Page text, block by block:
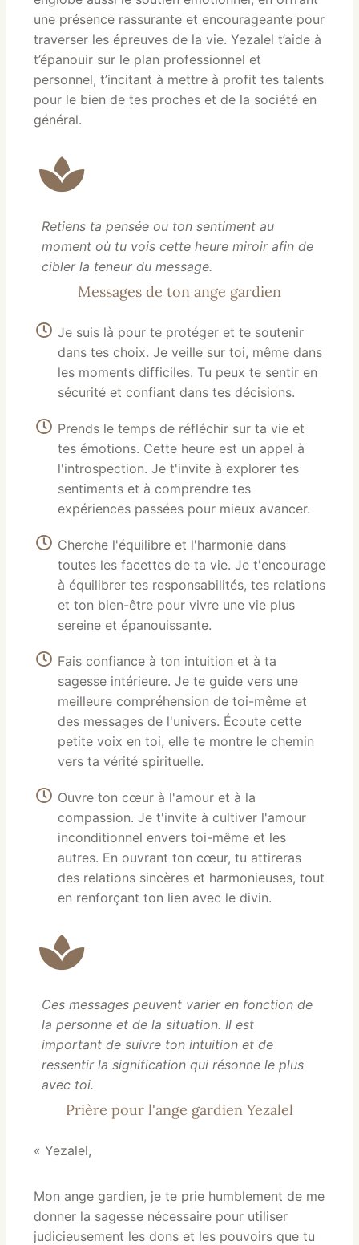
une présence rassurante et encourageante pour
traverser les épreuves de la vie. Yezalel t’aide à
t’épanouir sur le plan professionnel et
personnel, t’incitant à mettre à profit tes talents
pour le bien de tes proches et de la société en
général.
Retiens ta pensée ou ton sentiment au
moment où tu vois cette heure miroir afin de
cibler la teneur du message.
Messages de ton ange gardien
Je suis là pour te protéger et te soutenir
dans tes choix. Je veille sur toi, même dans
les moments difficiles. Tu peux te sentir en
sécurité et confiant dans tes décisions.
Prends le temps de réfléchir sur ta vie et
tes émotions. Cette heure est un appel à
l'introspection. Je t'invite à explorer tes
sentiments et à comprendre tes
expériences passées pour mieux avancer.
Cherche l'équilibre et l'harmonie dans
toutes les facettes de ta vie. Je t'encourage
à équilibrer tes responsabilités, tes relations
et ton bien-être pour vivre une vie plus
sereine et épanouissante.
Fais confiance à ton intuition et à ta
sagesse intérieure. Je te guide vers une
meilleure compréhension de toi-même et
des messages de l'univers. Écoute cette
petite voix en toi, elle te montre le chemin
vers ta vérité spirituelle.
Ouvre ton cœur à l'amour et à la
compassion. Je t'invite à cultiver l'amour
inconditionnel envers toi-même et les
autres. En ouvrant ton cœur, tu attireras
des relations sincères et harmonieuses, tout
en renforçant ton lien avec le divin.
Ces messages peuvent varier en fonction de
la personne et de la situation. Il est
important de suivre ton intuition et de
ressentir la signification qui résonne le plus
avec toi.
Prière pour l'ange gardien Yezalel
« Yezalel,
Mon ange gardien, je te prie humblement de me
donner la sagesse nécessaire pour utiliser
judicieusement les dons et les pouvoirs que tu